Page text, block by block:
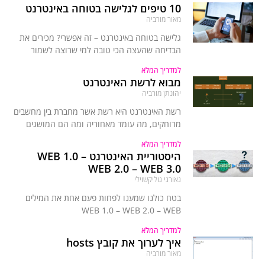
10 טיפים לגלישה בטוחה באינטרנט
מאור מורביה
גלישה בטוחה באינטרנט – זה אפשרי? מכירים את
הבדיחה שהעצה הכי טובה למי שרוצה לשמור
למדריך המלא
מבוא לרשת האינטרנט
יהונתן מורביה
רשת האינטרנט היא רשת אשר מחברת בין מחשבים
מרוחקים, מה עומד מאחוריה ומה הם המושגים
למדריך המלא
היסטוריית האינטרנט WEB 1.0 –
WEB 2.0 – WEB 3.0
גאורגי גוליקשוילי
בטח כולנו שמענו לפחות פעם אחת את המילים
WEB 1.0 – WEB 2.0 – WEB
למדריך המלא
איך לערוך את קובץ hosts
מאור מורביה